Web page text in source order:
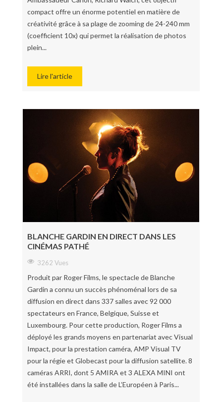
compact offre un énorme potentiel en matière de
créativité grâce à sa plage de zooming de 24-240 mm
(coefficient 10x) qui permet la réalisation de photos
plein...
Lire l'article
BLANCHE GARDIN EN DIRECT DANS LES
CINÉMAS PATHÉ
3262 Vues
Produit par Roger Films, le spectacle de Blanche
Gardin a connu un succès phénoménal lors de sa
diffusion en direct dans 337 salles avec 92 000
spectateurs en France, Belgique, Suisse et
Luxembourg. Pour cette production, Roger Films a
déployé les grands moyens en partenariat avec Visual
Impact, pour la prestation caméra, AMP Visual TV
pour la régie et Globecast pour la diffusion satellite. 8
caméras ARRI, dont 5 AMIRA et 3 ALEXA MINI ont
été installées dans la salle de L’Européen à Paris...